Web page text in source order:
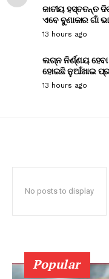
ଜାତୀୟ ହସ୍ତତନ୍ତ
ଏବେ ବୁଣାକାର ଗାଁ
13 hours ago
ଲଗ୍ନ ନିର୍ଣ୍ଣୟ
ହୋଇଛି ନୁଆଁଖାଇ
13 hours ago
No posts to display
Popular